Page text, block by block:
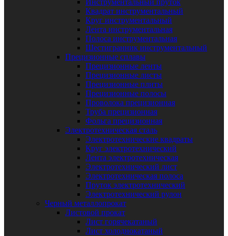
Инструментальный пруток
Квадрат инструментальный
Круг инструментальный
Лента инструментальная
Полоса инструментальная
Шестигранник инструментальный
Прецизионные сплавы
Прецизионные ленты
Прецизионные листы
Прецизионные плиты
Прецизионные полосы
Проволока прецизионная
Труба прецизионная
Фольга прецизионная
Электротехническая сталь
Электротехнические квадраты
Круг электротехнический
Лента электротехническая
Электротехнический лист
Электротехническая полоса
Пруток электротехнический
Электротехнический рулон
Черный металлопрокат
Листовой прокат
Лист горячекатаный
Лист холоднокатаный